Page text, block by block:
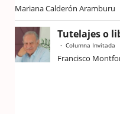
Mariana Calderón Aramburu
Tutelajes o
Columna Invitada
Francisco